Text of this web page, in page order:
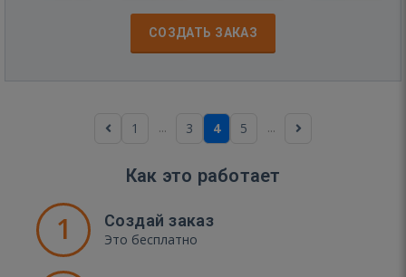
СОЗДАТЬ ЗАКАЗ
1 ... 3 4 5 ...
Как это работает
1 Создай заказ
Это бесплатно